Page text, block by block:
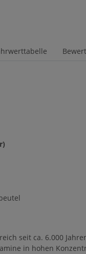
seit ca. 6.000
in hohen